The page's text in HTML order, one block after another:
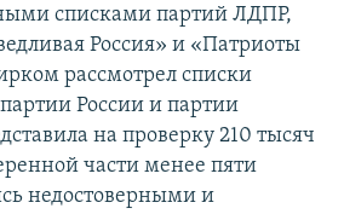
списками партий ЛДПР,
Россия» и «Патриоты
рассмотрел списки
России и партии
на проверку 210 тысяч
части менее пяти
недостоверными и